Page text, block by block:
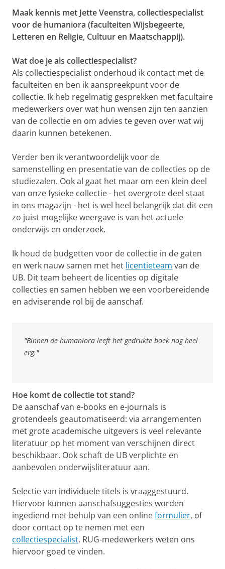
Maak kennis met Jette Veenstra, collectiespecialist
voor de humaniora (faculteiten Wijsbegeerte,
Letteren en Religie, Cultuur en Maatschappij).
Wat doe je als collectiespecialist?
Als collectiespecialist onderhoud ik contact met de
faculteiten en ben ik aanspreekpunt voor de
collectie. Ik heb regelmatig gesprekken met facultaire
medewerkers over wat hun wensen zijn ten aanzien
van de collectie en om advies te geven over wat wij
daarin kunnen betekenen.
Verder ben ik verantwoordelijk voor de
samenstelling en presentatie van de collecties op de
studiezalen. Ook al gaat het maar om een klein deel
van onze fysieke collectie - het overgrote deel staat
in ons magazijn - het is wel heel belangrijk dat dit een
zo juist mogelijke weergave is van het actuele
onderwijs en onderzoek.
Ik houd de budgetten voor de collectie in de gaten
en werk nauw samen met het licentieteam van de
UB. Dit team beheert de licenties op digitale
collecties en samen hebben we een voorbereidende
en adviserende rol bij de aanschaf.
"Binnen de humaniora leeft het gedrukte boek nog heel
erg."
Hoe komt de collectie tot stand?
De aanschaf van e-books en e-journals is
grotendeels geautomatiseerd: via arrangementen
met grote academische uitgevers is veel relevante
literatuur op het moment van verschijnen direct
beschikbaar. Ook schaft de UB verplichte en
aanbevolen onderwijsliteratuur aan.
Selectie van individuele titels is vraaggestuurd.
Hiervoor kunnen aanschafsuggesties worden
ingediend met behulp van een onlineformulier, of
door contact op te nemen met een
collectiespecialist. RUG-medewerkers weten ons
hiervoor goed te vinden.